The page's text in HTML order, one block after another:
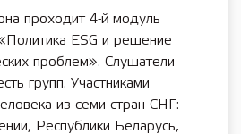
проходит 4-й модуль
ESG и решение
проблем». Слушатели
групп. Участниками
из семи стран СНГ:
Республики Беларусь,